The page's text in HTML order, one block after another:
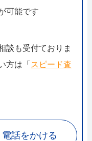
可能です
談も受付ておりま
方は「 スピード査
電話をかける